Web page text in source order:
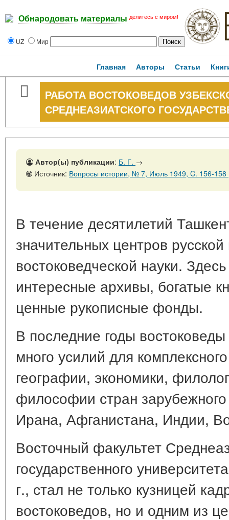
Обнародовать материалы делитесь с миром!
UZ Мир
Главная Авторы Статьи
РАБОТА ВОСТОКОВЕДОВ
СРЕДНЕАЗИАТСКОГО
Автор(ы) публикации: Б. Г. →
Источник: Вопросы истории, № 7, Июль 1949, C. 156-158
В течение десятилетий
значительных центров русской
востоковедческой науки.
интересные архивы, богатые
ценные рукописные фонды.
В последние годы
много усилий для
географии, экономики,
философии стран
Ирана, Афганистана, Индии,
Восточный факультет
государственного
г., стал не только кузницей
востоковедов, но и одним из